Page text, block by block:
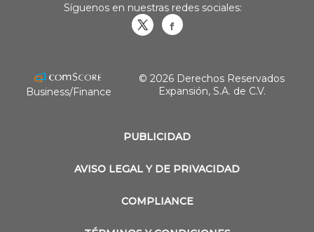
PUBLICIDAD
AVISO LEGAL Y DE PRIVACIDAD
COMPLIANCE
Síguenos en nuestras redes sociales:
Business/Finance
© 2026 Derechos Reservados
Expansión, S.A. de C.V.